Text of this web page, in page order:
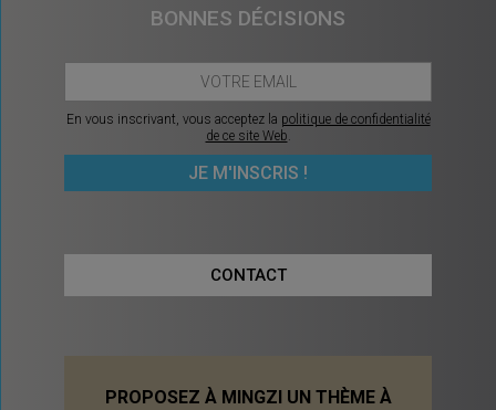
BONNES DÉCISIONS
En vous inscrivant, vous acceptez la politique de confidentialité
de ce site Web.
CONTACT
PROPOSEZ À MINGZI UN THÈME À